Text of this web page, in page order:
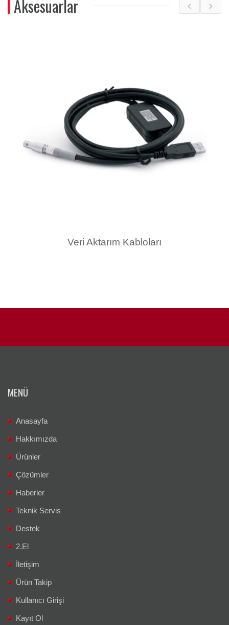
Aksesuarlar
Veri Aktarım Kabloları
MENÜ
Anasayfa
Hakkımızda
Ürünler
Çözümler
Haberler
Teknik Servis
Destek
2.El
İletişim
Ürün Takip
Kullanıcı Girişi
Kayıt Ol